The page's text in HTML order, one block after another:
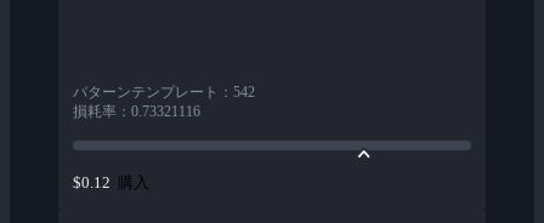
パターンテンプレート ： 542
損耗率 ： 0.73321116
$0.12 購入